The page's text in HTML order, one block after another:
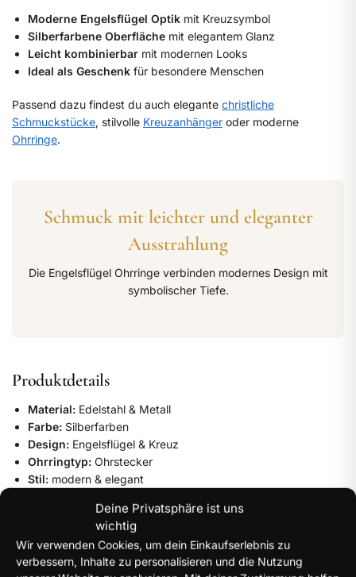
Deine Privatsphäre ist uns
wichtig
Wir verwenden Cookies, um dein Einkaufserlebnis zu
verbessern, Inhalte zu personalisieren und die Nutzung
Moderne Engelsflügel Optik mit Kreuzsymbol
Silberfarbene Oberfläche mit elegantem Glanz
Leicht kombinierbar mit modernen Looks
Ideal als Geschenk für besondere Menschen
Passend dazu findest du auch elegante christliche
Schmuckstücke, stilvolle Kreuzanhänger oder moderne
Ohrringe.
Schmuck mit leichter und eleganter
Ausstrahlung
Die Engelsflügel Ohrringe verbinden modernes Design mit
symbolischer Tiefe.
Produktdetails
Material: Edelstahl & Metall
Farbe: Silberfarben
Design: Engelsflügel & Kreuz
Ohrringtyp: Ohrstecker
Stil: modern & elegant
Eleganter Schmuck mit emotionaler Symbolik.